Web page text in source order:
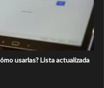
usarlas? Lista actualizada